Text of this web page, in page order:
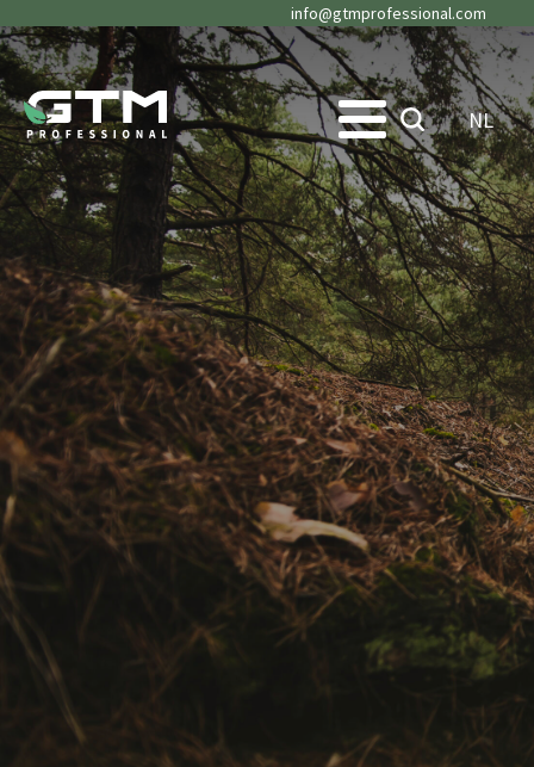
info@gtmprofessional.com
NL